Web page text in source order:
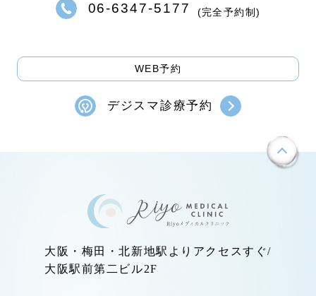
06-6347-5177 (完全予約制)
WEB予約
デジスマ診療予約
大阪・梅田・北新地駅よりアクセスすぐ/
大阪駅前第二ビル2F